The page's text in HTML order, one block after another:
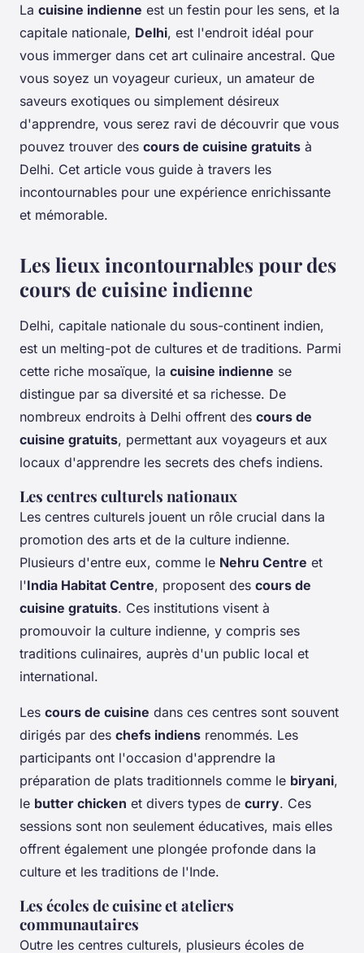
La cuisine indienne est un festin pour les sens, et la
capitale nationale, Delhi, est l'endroit idéal pour
vous immerger dans cet art culinaire ancestral. Que
vous soyez un voyageur curieux, un amateur de
saveurs exotiques ou simplement désireux
d'apprendre, vous serez ravi de découvrir que vous
pouvez trouver des cours de cuisine gratuits à
Delhi. Cet article vous guide à travers les
incontournables pour une expérience enrichissante
et mémorable.
Les lieux incontournables pour des
cours de cuisine indienne
Delhi, capitale nationale du sous-continent indien,
est un melting-pot de cultures et de traditions. Parmi
cette riche mosaïque, la cuisine indienne se
distingue par sa diversité et sa richesse. De
nombreux endroits à Delhi offrent des cours de
cuisine gratuits, permettant aux voyageurs et aux
locaux d'apprendre les secrets des chefs indiens.
Les centres culturels nationaux
Les centres culturels jouent un rôle crucial dans la
promotion des arts et de la culture indienne.
Plusieurs d'entre eux, comme le Nehru Centre et
l'India Habitat Centre, proposent des cours de
cuisine gratuits. Ces institutions visent à
promouvoir la culture indienne, y compris ses
traditions culinaires, auprès d'un public local et
international.
Les cours de cuisine dans ces centres sont souvent
dirigés par des chefs indiens renommés. Les
participants ont l'occasion d'apprendre la
préparation de plats traditionnels comme le biryani,
le butter chicken et divers types de curry. Ces
sessions sont non seulement éducatives, mais elles
offrent également une plongée profonde dans la
culture et les traditions de l'Inde.
Les écoles de cuisine et ateliers
communautaires
Outre les centres culturels, plusieurs écoles de